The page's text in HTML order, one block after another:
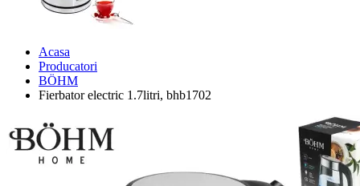
Acasa
Producatori
BÖHM
Fierbator electric 1.7litri, bhb1702